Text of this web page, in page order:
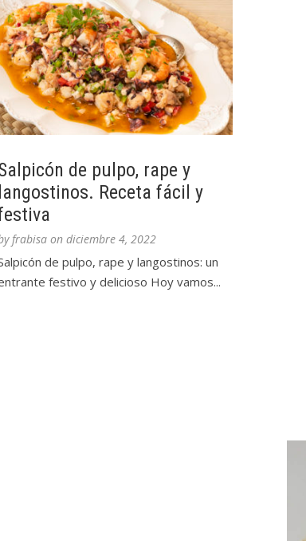
de pulpo, rape y
langostinos. Receta fácil y
frabisa on diciembre 4, 2022
de pulpo, rape y langostinos: un
festivo y delicioso Hoy vamos...